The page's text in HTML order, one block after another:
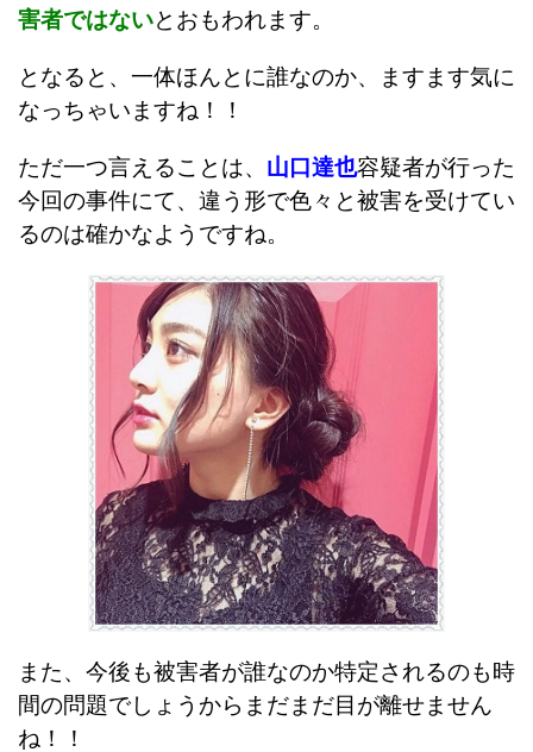
害者ではないとおもわれます。
となると、一体ほんとに誰なのか、ますます気に
なっちゃいますね！！
ただ一つ言えることは、 山口達也容疑者が行った
今回の事件にて、違う形で色々と被害を受けてい
るのは確かなようですね。
また、今後も被害者が誰なのか特定されるのも時
間の問題でしょうからまだまだ目が離せません
ね！！